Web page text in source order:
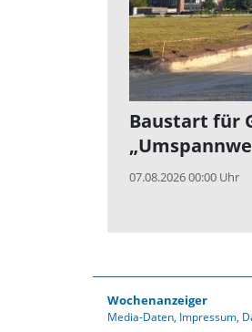
Baustart für
07.08.2026 00:00 Uhr
Wochenanzeiger
Media-Daten Impressum